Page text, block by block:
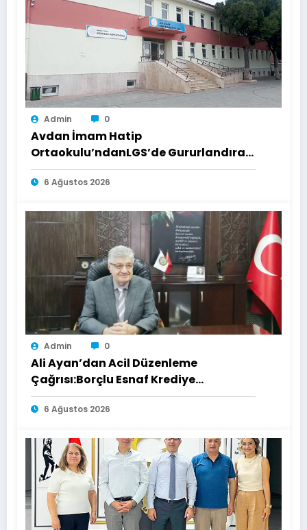
Admin 0
Avdan İmam Hatip
Ortaokulu’ndanLGS’de Gururlandıran
Başarı
6 Ağustos 2026
Admin 0
Ali Ayan’dan Acil Düzenleme
Çağrısı:Borçlu Esnaf Krediye
Ulaşamıyor
6 Ağustos 2026